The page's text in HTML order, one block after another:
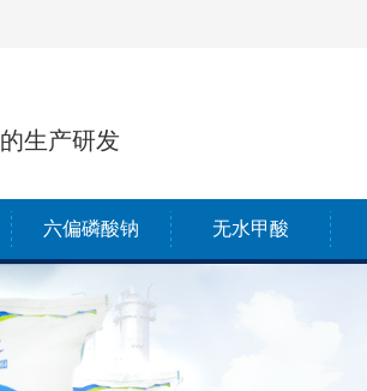
的生产研发
六偏磷酸钠 无水甲酸